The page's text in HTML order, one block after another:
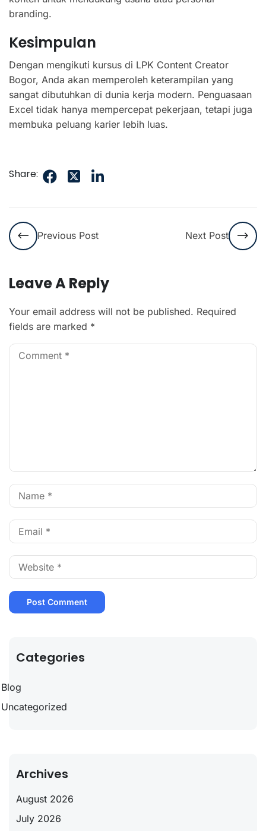
branding.
Kesimpulan
Dengan mengikuti kursus di LPK Content Creator
Bogor, Anda akan memperoleh keterampilan yang
sangat dibutuhkan di dunia kerja modern. Penguasaan
Excel tidak hanya mempercepat pekerjaan, tetapi juga
membuka peluang karier lebih luas.
Share:
Previous Post Next Post
Leave A Reply
Your email address will not be published. Required
fields are marked *
Categories
Blog
Uncategorized
Archives
August 2026
July 2026